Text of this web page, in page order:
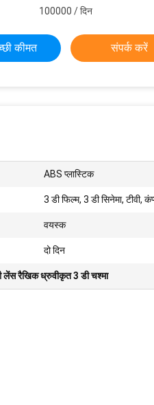
100000 / दिन
कीमत संपर्क करें
ABS प्लास्टिक
3 डी फिल्म, 3 डी सिनेमा, टीवी,
वयस्क
दो दिन
लेंस रैखिक ध्रुवीकृत 3 डी चश्मा